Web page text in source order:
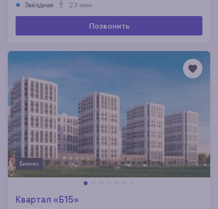
Звёздная 23 мин.
Позвонить
Бизнес
Квартал «Б15»